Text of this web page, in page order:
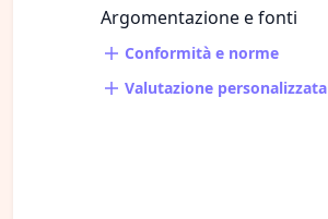
Argomentazione e fonti
Conformità e norme
Valutazione personalizzata